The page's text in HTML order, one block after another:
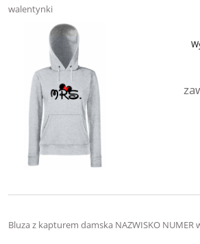
walentynki
Bluza z kapturem damska NAZWISKO NUMER